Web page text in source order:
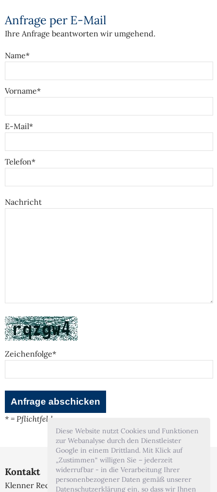
Diese Website nutzt Cookies und Funktionen
zur Webanalyse durch den Dienstleister
Google in einem Drittland. Mit Klick auf
„Zustimmen“ willigen Sie – jederzeit
widerrufbar - in die Verarbeitung Ihrer
personenbezogener Daten gemäß unserer
Datenschutzerklärung ein, so dass wir Ihnen
Anfrage per E-Mail
Ihre Anfrage beantworten wir umgehend.
Name*
Vorname*
E-Mail*
Telefon*
Nachricht
Zeichenfolge*
* = Pflichtfeld
Kontakt
Klenner Rechtsanwälte